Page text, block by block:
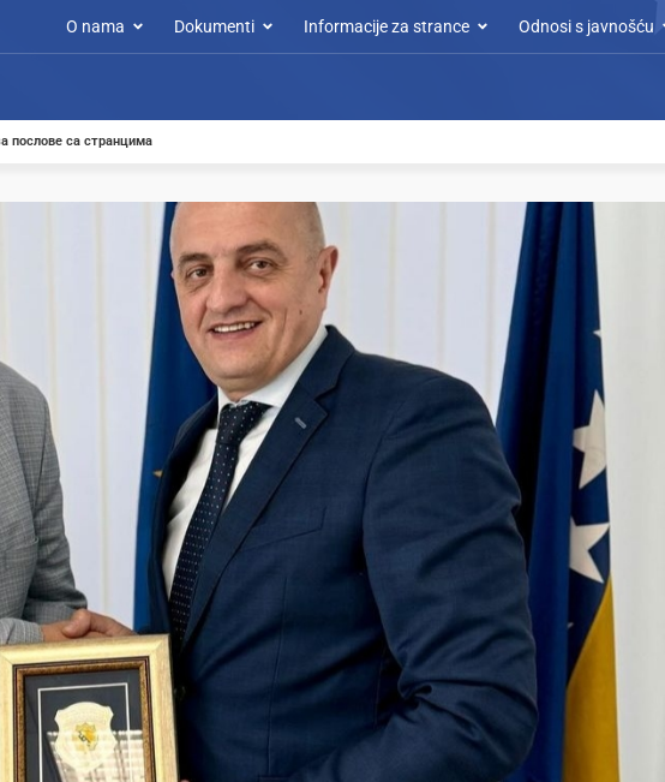
O nama Dokumenti Informacije za strance Odnosi s javnošću
послове са странцима